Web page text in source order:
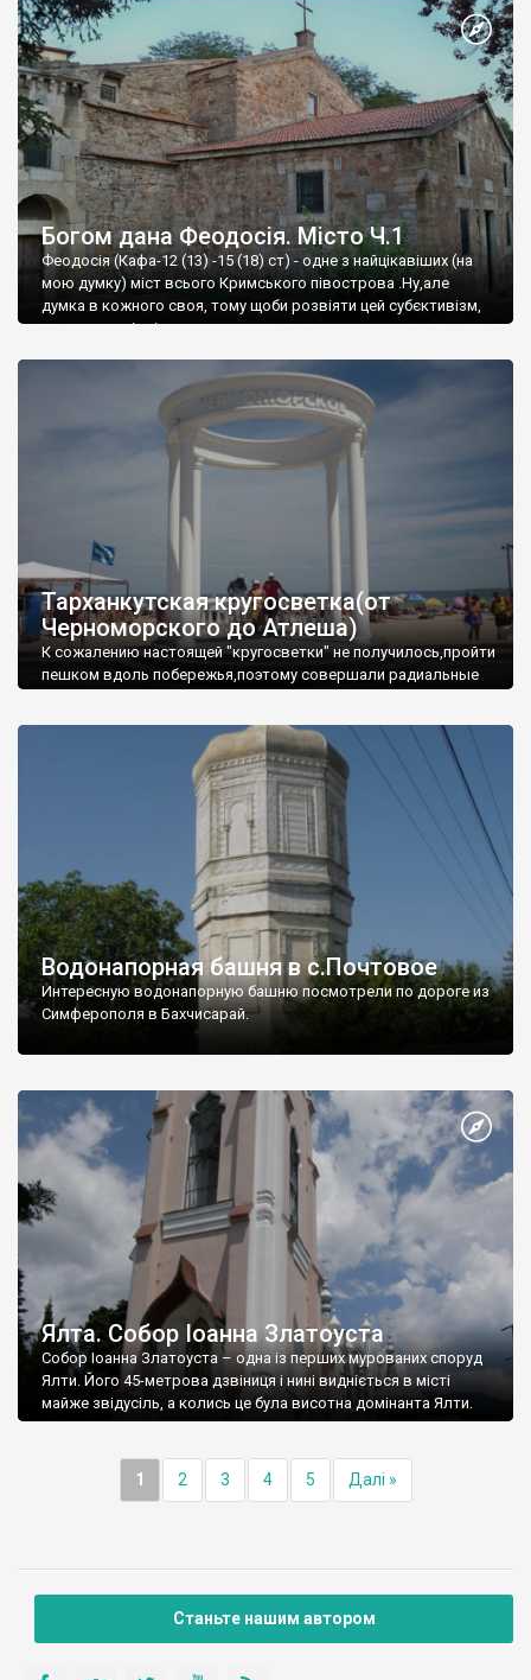
Богом дана Феодосія. Місто Ч.1
Феодосія (Кафа-12 (13) -15 (18) ст) - одне з найцікавіших (на
мою думку) міст всього Кримського півострова .Ну,але
думка в кожного своя, тому щоби розвіяти цей субєктивізм,
запрошую відвідати це
Тарханкутская кругосветка(от
Черноморского до Атлеша)
К сожалению настоящей "кругосветки" не получилось,пройти
пешком вдоль побережья,поэтому совершали радиальные
Водонапорная башня в с.Почтовое
Интересную водонапорную башню посмотрели по дороге из
Симферополя в Бахчисарай.
Ялта. Собор Іоанна Златоуста
Собор Іоанна Златоуста – одна із перших мурованих споруд
Ялти. Його 45-метрова дзвіниця і нині видніється в місті
майже звідусіль, а колись це була висотна домінанта Ялти.
1 2 3 4 5 Далі »
Станьте нашим автором